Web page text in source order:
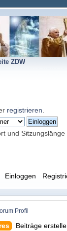
ZDW
registrieren
und Sitzungslänge
Einloggen
Profil
Beiträge